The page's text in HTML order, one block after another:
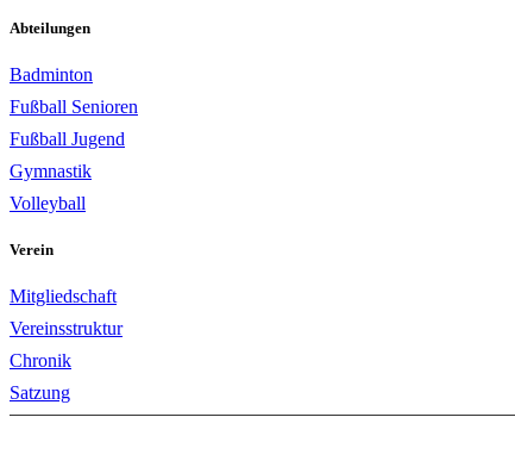
Abteilungen
Badminton
Fußball Senioren
Fußball Jugend
Gymnastik
Volleyball
Verein
Mitgliedschaft
Vereinsstruktur
Chronik
Satzung